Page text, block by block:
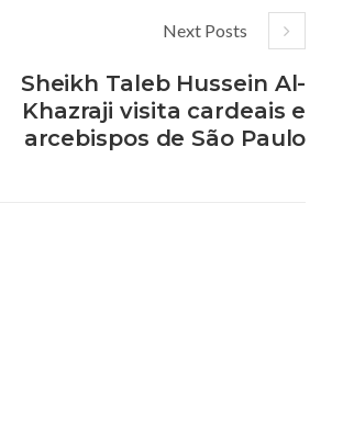
Next Posts
Sheikh Taleb Hussein Al-
Khazraji visita cardeais e
arcebispos de São Paulo